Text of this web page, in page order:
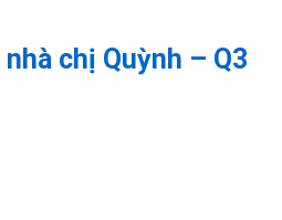
chị Quỳnh – Q3